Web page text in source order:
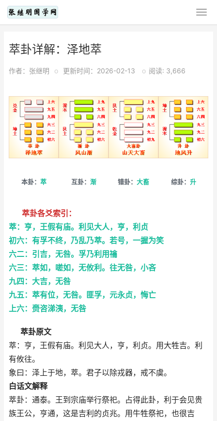
萃卦详解：泽地萃
作者：张继明 o 更新时间：2026-02-13 o 阅读: 3,666
本卦： 萃 互卦： 渐 错卦： 大畜 综卦： 升
萃卦各爻索引：
萃：亨，王假有庙。利见大人，亨，利贞
初六：有孚不终，乃乱乃萃。若号，一握为笑
六二：引吉，无咎。孚乃利用禴
六三：萃如，嗟如，无攸利。往无咎，小吝
九四：大吉，无咎
九五：萃有位，无咎。匪孚，元永贞，悔亡
上六：赍咨涕洟，无咎
萃卦原文
萃：亨，王假有庙。利见大人，亨，利贞。用大牲吉。利
有攸往。
象曰：泽上于地，萃。君子以除戎器，戒不虞。
白话文解释
萃卦：通泰。王到宗庙举行祭祀。占得此卦，利于会见贵
族王公，亨通，这是吉利的贞兆。用牛牲祭祀，也很吉